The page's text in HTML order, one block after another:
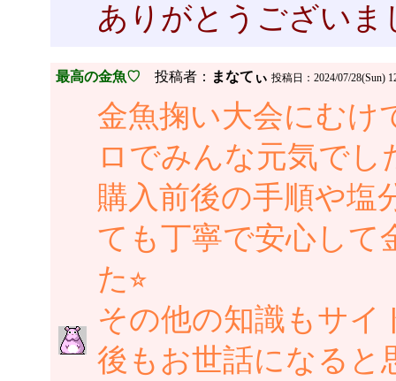
ありがとうございま
最高の金魚♡ 投稿者： まなてぃ 投稿日：2024/07/28(Sun)
金魚掬い大会にむけ
ロでみんな元気でし
購入前後の手順や塩
ても丁寧で安心して
た⭐︎
その他の知識もサイ
後もお世話になると